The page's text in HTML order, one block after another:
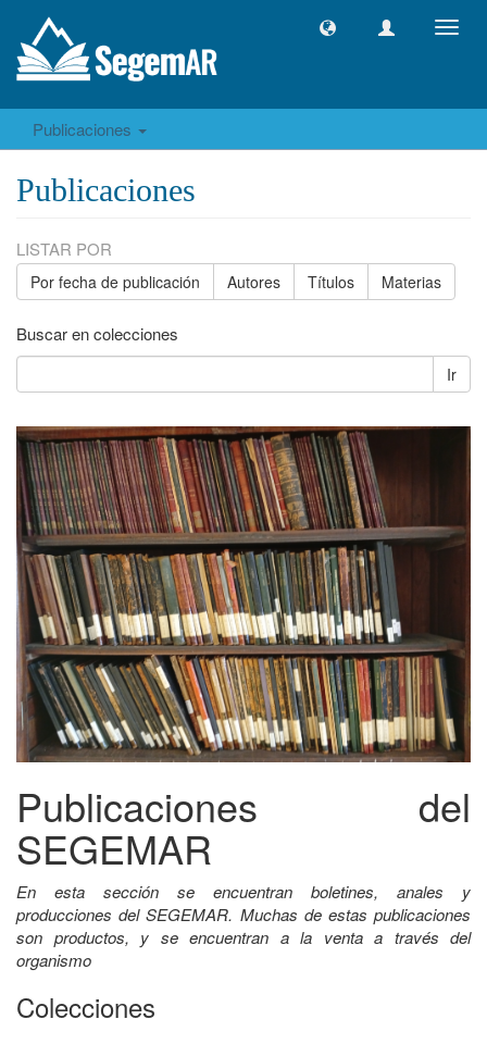
Publicaciones
Publicaciones
LISTAR POR
Por fecha de publicación Autores Títulos Materias
Buscar en colecciones
Ir
Publicaciones del
SEGEMAR
En esta sección se encuentran boletines, anales y
producciones del SEGEMAR. Muchas de estas publicaciones
son productos, y se encuentran a la venta a través del
organismo
Colecciones